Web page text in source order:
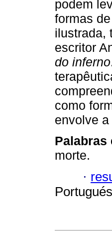
podem
formas
ilustrada,
escritor
do inferno
como
envolve
Palabras
morte.
·